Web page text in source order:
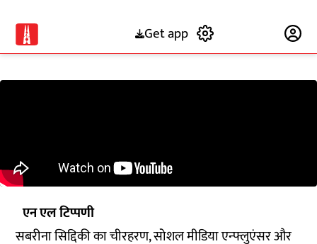
Get app
एन एल टिप्पणी
सबरीना सिद्दिकी का चीरहरण, सोशल मीडिया एन्फ्लुएंसर और